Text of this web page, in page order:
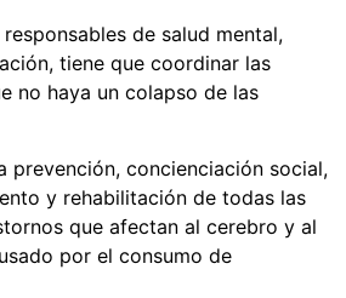
responsables de salud mental,
tiene que coordinar las
no haya un colapso de las
prevención, concienciación social,
y rehabilitación de todas las
que afectan al cerebro y al
por el consumo de